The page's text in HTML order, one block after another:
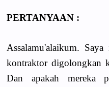
PERTANYAAN :
Assalamu'alaikum.
kontraktor digolongkan
Dan apakah mereka